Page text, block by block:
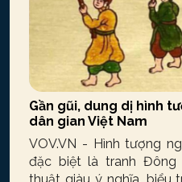
Gần gũi, dung dị hình
dân gian Việt Nam
VOV.VN - Hình tượng
đặc biệt là tranh Đông